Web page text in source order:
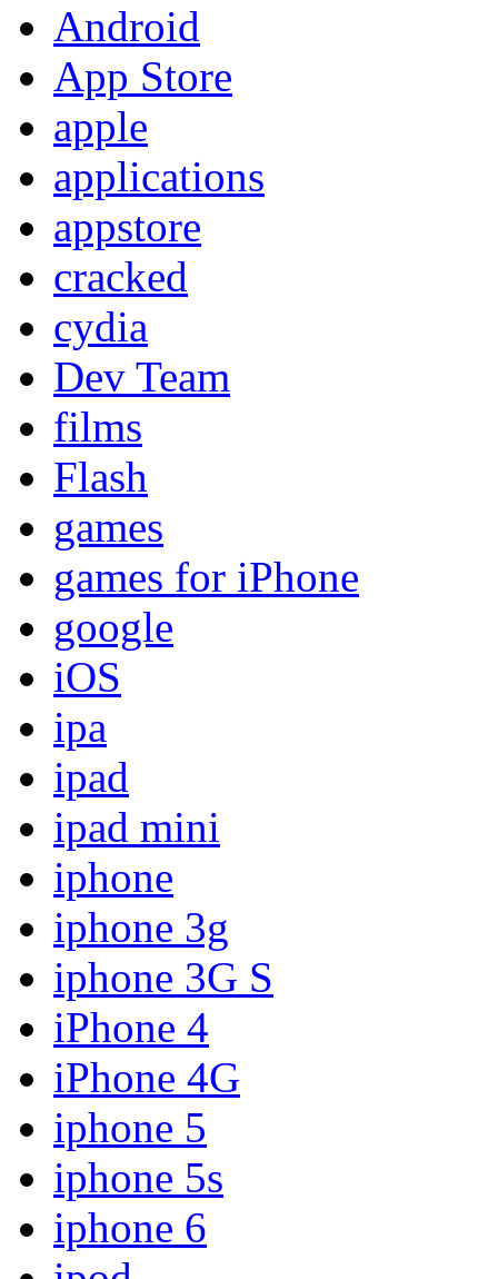
Android
App Store
apple
applications
appstore
cracked
cydia
Dev Team
films
Flash
games
games for iPhone
google
iOS
ipa
ipad
ipad mini
iphone
iphone 3g
iphone 3G S
iPhone 4
iPhone 4G
iphone 5
iphone 5s
iphone 6